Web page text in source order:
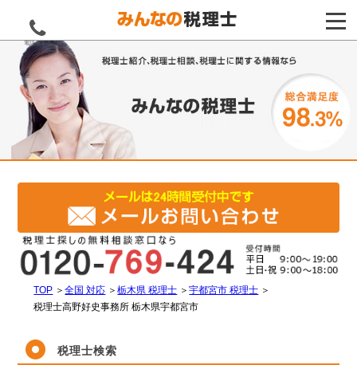
電話をする
TOP ＞全国 対応 ＞栃木県 税理士 ＞宇都宮市 税理士 ＞
税理士高野好史事務所 栃木県宇都宮市
税理士検索